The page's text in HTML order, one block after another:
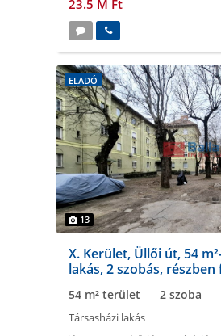
23.5 M Ft
ELADÓ
13
X. Kerület, Üllői út, 54
lakás, 2 szobás,
54 m² terület 2 szoba
Társasházi lakás